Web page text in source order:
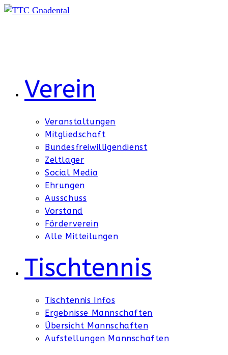
Zum
Verein
Veranstaltungen
Mitgliedschaft
Bundesfreiwilligendienst
Zeltlager
Social Media
Ehrungen
Ausschuss
Vorstand
Förderverein
Alle Mitteilungen
Tischtennis
Tischtennis Infos
Ergebnisse Mannschaften
Übersicht Mannschaften
Aufstellungen Mannschaften